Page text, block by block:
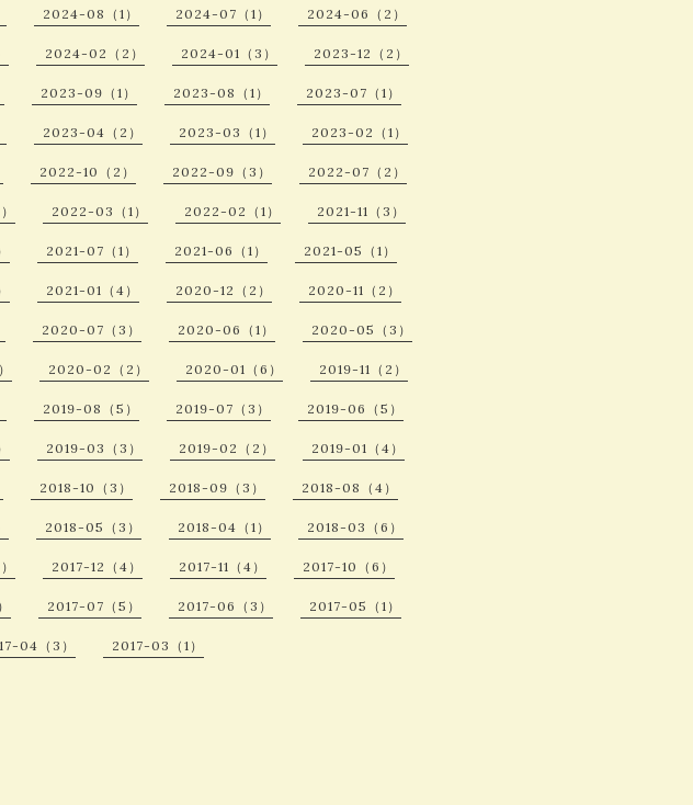
2024-08（1） 2024-07（1） 2024-06（2）
2024-02（2） 2024-01（3） 2023-12（2）
2023-09（1） 2023-08（1） 2023-07（1）
2023-04（2） 2023-03（1） 2023-02（1）
2022-10（2） 2022-09（3） 2022-07（2）
2022-03（1） 2022-02（1） 2021-11（3）
2021-07（1） 2021-06（1） 2021-05（1）
2021-01（4） 2020-12（2） 2020-11（2）
2020-07（3） 2020-06（1） 2020-05（3）
2020-02（2） 2020-01（6） 2019-11（2）
2019-08（5） 2019-07（3） 2019-06（5）
2019-03（3） 2019-02（2） 2019-01（4）
2018-10（3） 2018-09（3） 2018-08（4）
2018-05（3） 2018-04（1） 2018-03（6）
2017-12（4） 2017-11（4） 2017-10（6）
2017-07（5） 2017-06（3） 2017-05（1）
04（3） 2017-03（1）